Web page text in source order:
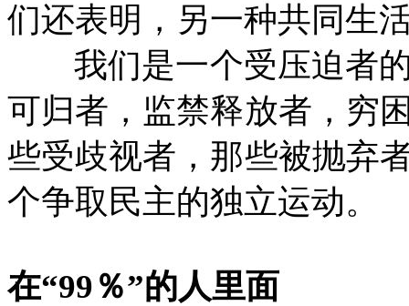
们还表明，另一种共同生
我们是一个受压迫者
可归者，监禁释放者，穷
些受歧视者，那些被抛弃
个争取民主的独立运动。
在“99％”的人里面